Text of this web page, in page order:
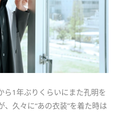
1年ぶりくらいにまた孔明を
久々に“あの衣装”を着た時は